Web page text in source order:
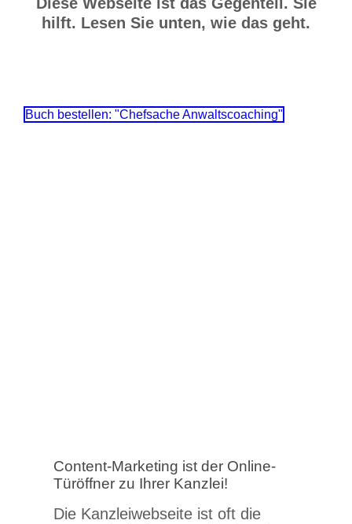
hilft. Lesen Sie unten, wie das geht.
Buch bestellen: "Chefsache Anwaltscoaching"
Content-Marketing ist der Online-
Türöffner zu Ihrer Kanzlei!
Die Kanzleiwebseite ist oft die